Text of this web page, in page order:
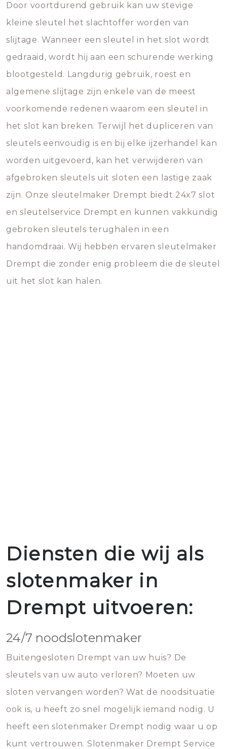
Door voortdurend gebruik kan uw stevige
kleine sleutel het slachtoffer worden van
slijtage. Wanneer een sleutel in het slot wordt
gedraaid, wordt hij aan een schurende werking
blootgesteld. Langdurig gebruik, roest en
algemene slijtage zijn enkele van de meest
voorkomende redenen waarom een sleutel in
het slot kan breken. Terwijl het dupliceren van
sleutels eenvoudig is en bij elke ijzerhandel kan
worden uitgevoerd, kan het verwijderen van
afgebroken sleutels uit sloten een lastige zaak
zijn. Onze sleutelmaker Drempt biedt 24x7 slot
en sleutelservice Drempt en kunnen vakkundig
gebroken sleutels terughalen in een
handomdraai. Wij hebben ervaren sleutelmaker
Drempt die zonder enig probleem die de sleutel
uit het slot kan halen.
Diensten die wij als
slotenmaker in
Drempt uitvoeren:
24/7 noodslotenmaker
Buitengesloten Drempt van uw huis? De
sleutels van uw auto verloren? Moeten uw
sloten vervangen worden? Wat de noodsituatie
ook is, u heeft zo snel mogelijk iemand nodig. U
heeft een slotenmaker Drempt nodig waar u op
kunt vertrouwen. Slotenmaker Drempt Service